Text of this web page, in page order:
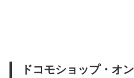
ドコモショップ・オ